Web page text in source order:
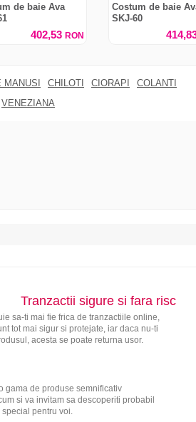
de baie Ava
402,53 RON
Costum de baie
SKJ-60
CHILOTI CIORAPI
COLANTI
VENEZIANA
Tranzactii sigure si fara risc
sa-ti mai fie frica de tranzactiile online,
tot mai sigur si protejate, iar daca nu-ti
acesta se poate returna usor.
gama de produse semnificativ
si va invitam sa descoperiti probabil
pentru voi.